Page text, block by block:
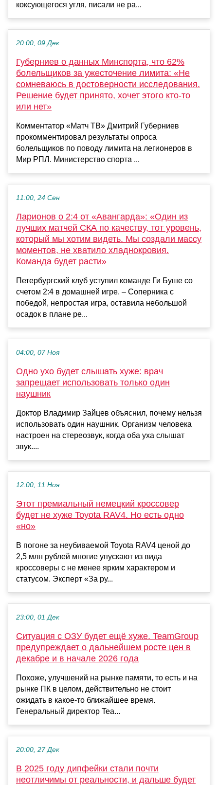
коксующегося угля, писали не ра...
20:00, 09 Дек
Губерниев о данных Минспорта, что 62%
болельщиков за ужесточение лимита: «Не
сомневаюсь в достоверности исследования.
Решение будет принято, хочет этого кто-то
или нет»
Комментатор «Матч ТВ» Дмитрий Губерниев
прокомментировал результаты опроса
болельщиков по поводу лимита на легионеров в
Мир РПЛ. Министерство спорта ...
11:00, 24 Сен
Ларионов о 2:4 от «Авангарда»: «Один из
лучших матчей СКА по качеству, тот уровень,
который мы хотим видеть. Мы создали массу
моментов, не хватило хладнокровия.
Команда будет расти»
Петербургский клуб уступил команде Ги Буше со
счетом 2:4 в домашней игре. – Соперника с
победой, непростая игра, оставила небольшой
осадок в плане ре...
04:00, 07 Ноя
Одно ухо будет слышать хуже: врач
запрещает использовать только один
наушник
Доктор Владимир Зайцев объяснил, почему нельзя
использовать один наушник. Организм человека
настроен на стереозвук, когда оба уха слышат
звук....
12:00, 11 Ноя
Этот премиальный немецкий кроссовер
будет не хуже Toyota RAV4. Но есть одно
«но»
В погоне за неубиваемой Toyota RAV4 ценой до
2,5 млн рублей многие упускают из вида
кроссоверы с не менее ярким характером и
статусом. Эксперт «За ру...
23:00, 01 Дек
Ситуация с ОЗУ будет ещё хуже. TeamGroup
предупреждает о дальнейшем росте цен в
декабре и в начале 2026 года
Похоже, улучшений на рынке памяти, то есть и на
рынке ПК в целом, действительно не стоит
ожидать в какое-то ближайшее время.
Генеральный директор Tea...
20:00, 27 Дек
В 2025 году дипфейки стали почти
неотличимы от реальности, и дальше будет